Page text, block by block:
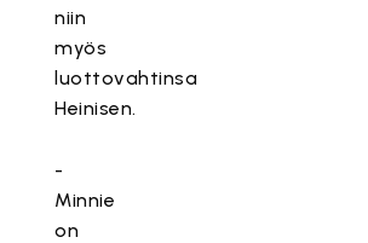
niin
myös
luottovahtinsa
Heinisen.
-
Minnie
on